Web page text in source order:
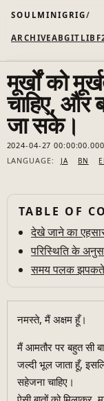
SOULMINIGRIG
ARCHIVEABGIT LIB
मूर्खों को
चाहिए, और
जा सके।
2024-04-27
LANGUAGE:
JA BN
TABLE OF
देखे जाने का
परिस्थिति के
समय पलक झपकते
नमस्ते, मैं अक्षम हूँ।
मैं आमतौर पर बहुत सी
जल्दी भूल जाता हूँ,
सहेजना चाहिए।